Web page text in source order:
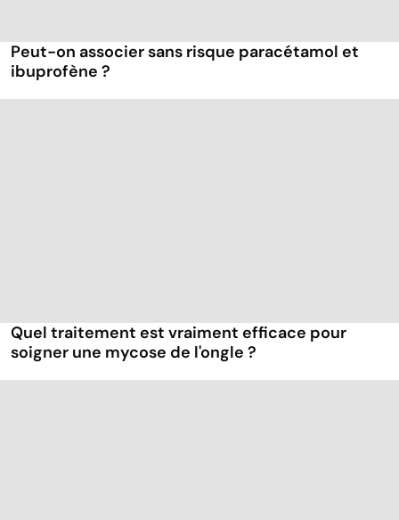
Peut-on associer sans risque paracétamol et
ibuprofène ?
Quel traitement est vraiment efficace pour
soigner une mycose de l'ongle ?